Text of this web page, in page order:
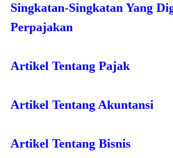
Singkatan-Singkatan Yang
Perpajakan
Artikel Tentang Pajak
Artikel Tentang Akuntansi
Artikel Tentang Bisnis